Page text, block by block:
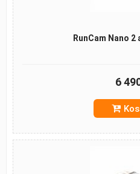
RunCam Nano
6